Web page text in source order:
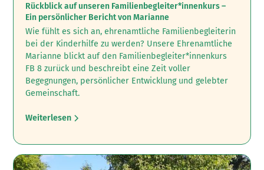
Rückblick auf unseren Familienbegleiter*innenkurs –
Ein persönlicher Bericht von Marianne
Wie fühlt es sich an, ehrenamtliche Familienbegleiterin
bei der Kinderhilfe zu werden? ‍Unsere Ehrenamtliche
Marianne blickt auf den Familienbegleiter*innenkurs
FB 8 zurück und beschreibt eine Zeit voller
Begegnungen, persönlicher Entwicklung und gelebter
Gemeinschaft.
Weiterlesen